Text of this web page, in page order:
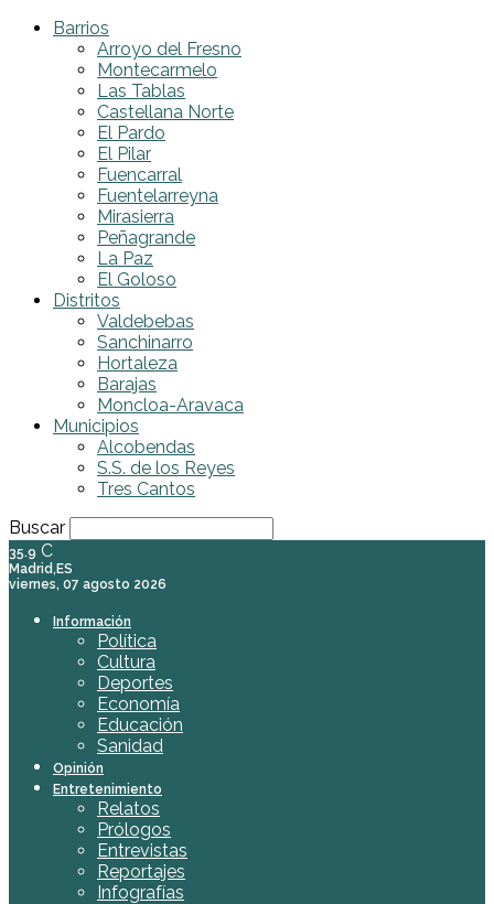
Barrios
Arroyo del Fresno
Montecarmelo
Las Tablas
Castellana Norte
El Pardo
El Pilar
Fuencarral
Fuentelarreyna
Mirasierra
Peñagrande
La Paz
El Goloso
Distritos
Valdebebas
Sanchinarro
Hortaleza
Barajas
Moncloa-Aravaca
Municipios
Alcobendas
S.S. de los Reyes
Tres Cantos
Buscar
35.9 C
Madrid,ES
viernes, 07 agosto 2026
Información
Política
Cultura
Deportes
Economía
Educación
Sanidad
Opinión
Entretenimiento
Relatos
Prólogos
Entrevistas
Reportajes
Infografías